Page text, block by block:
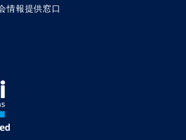
悪いことでもしない限りお金持ちには
いるなら、表層的にはお金を稼ぎたい
。
言葉を入れたくなる文章に意図的に設
だちなどの「人間関係」や「時間」、
答える人が少なくありません。多くの
のはその人にとって失いたくない大切
情報提供窓口